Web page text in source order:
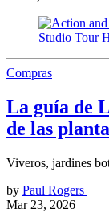
Compras
La guía de
de las
Viveros, jardines
by Paul Rogers
Mar 23, 2026